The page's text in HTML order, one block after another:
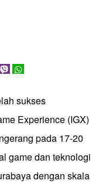
sukses
Experience (IGX)
pada 17-20
game dan teknologi
dengan skala